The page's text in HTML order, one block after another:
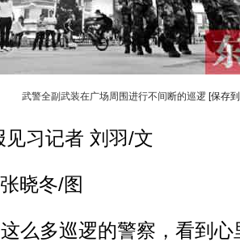
武警全副武装在广场周围进行不间断的巡逻 [保存
习记者 刘羽/文
晓冬/图
多巡逻的警察，看到心